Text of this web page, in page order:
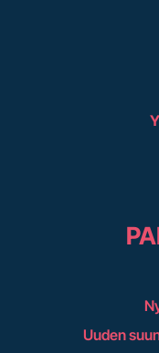
Uuden